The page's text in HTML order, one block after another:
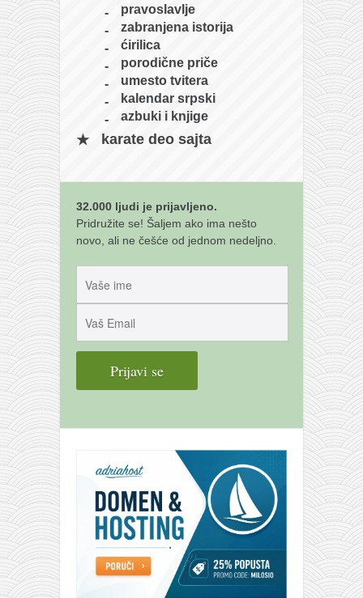
besplatna e-knjiga
termini treninga
moja priča
fotke
pravoslavlje
zabranjena istorija
ćirilica
porodične priče
umesto tvitera
kalendar srpski
azbuki i knjige
karate deo sajta
32.000 ljudi je prijavljeno.
Pridružite se! Šaljem ako ima nešto
novo, ali ne češće od jednom nedeljno.